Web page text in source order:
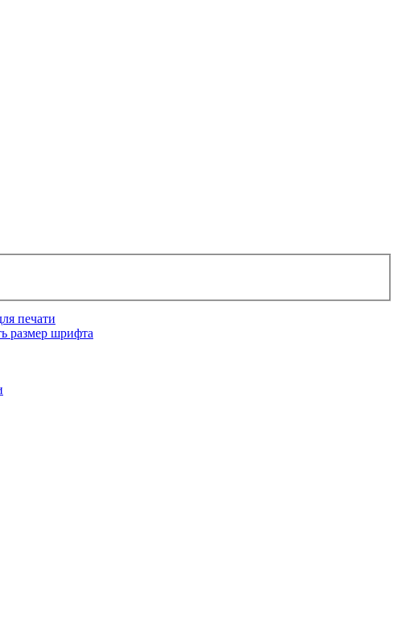
печати
размер шрифта